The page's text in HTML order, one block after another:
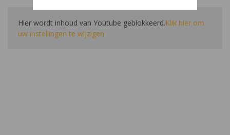
Hier wordt inhoud van Youtube geblokkeerd.Klik hier om
uw instellingen te wijzigen